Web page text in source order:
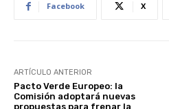
Facebook X
ARTÍCULO ANTERIOR
Pacto Verde Europeo: la
Comisión adoptará nuevas
propuestas para frenar la